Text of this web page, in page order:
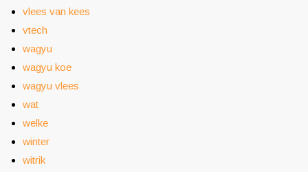
vlees van kees
vtech
wagyu
wagyu koe
wagyu vlees
wat
welke
winter
witrik